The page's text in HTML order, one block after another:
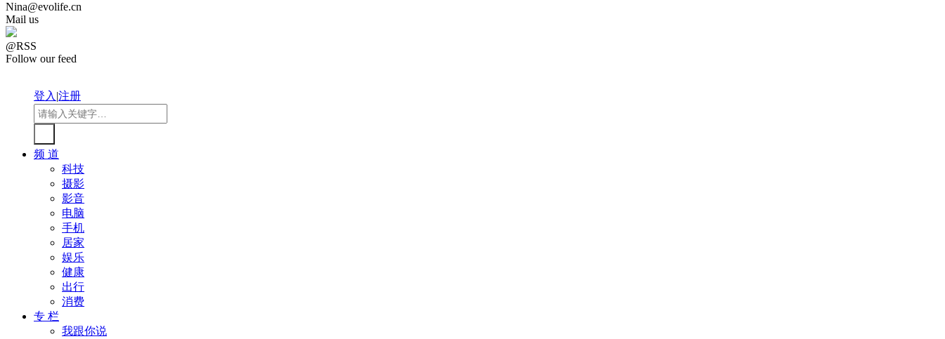
Nina@evolife.cn
Mail us
@RSS
Follow our feed
登入|注册
频 道
科技
摄影
影音
电脑
手机
居家
娱乐
健康
出行
消费
专 栏
我跟你说